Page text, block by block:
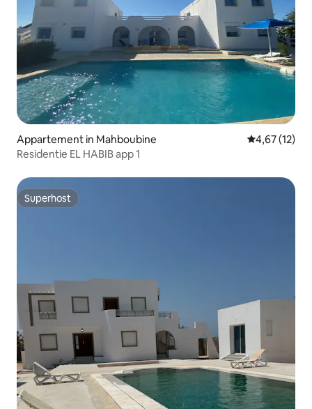
Appartement in Mahboubine Gemiddelde
4,67 (12)
Residentie EL HABIB app 1
Superhost
Superhost